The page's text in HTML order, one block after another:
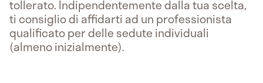
tollerato. Indipendentemente dalla tua scelta,
ti consiglio di affidarti ad un professionista
qualificato per delle sedute individuali
(almeno inizialmente).